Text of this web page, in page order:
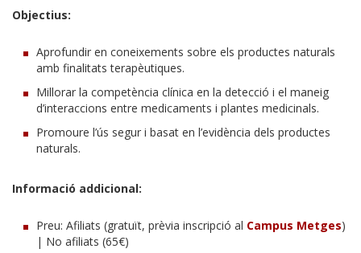
Objectius:
Aprofundir en coneixements sobre els productes naturals
amb finalitats terapèutiques.
Millorar la competència clínica en la detecció i el maneig
d’interaccions entre medicaments i plantes medicinals.
Promoure l’ús segur i basat en l’evidència dels productes
naturals.
Informació addicional:
Preu: Afiliats (gratuït, prèvia inscripció al Campus Metges)
| No afiliats (65€)